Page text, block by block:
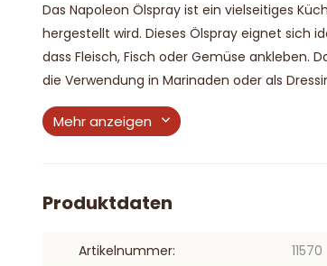
Das Napoleon Ölspray ist ein vielseitiges
hergestellt wird. Dieses Ölspray eignet sich
dass Fleisch, Fisch oder Gemüse ankleben.
die Verwendung in Marinaden oder als
Mehr anzeigen
Produktdaten
Artikelnummer: 11570